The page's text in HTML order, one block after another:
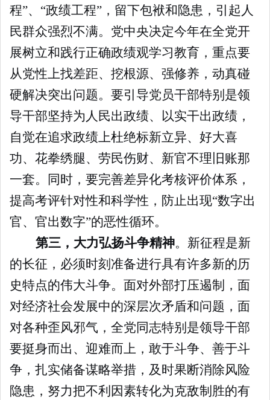
程”、“政绩工程”，留下包袱和隐患，引起人
民群众强烈不满。党中央决定今年在全党开
展树立和践行正确政绩观学习教育，重点要
从党性上找差距、挖根源、强修养，动真碰
硬解决突出问题。要引导党员干部特别是领
导干部坚持为人民出政绩、以实干出政绩，
自觉在追求政绩上杜绝标新立异、好大喜
功、花拳绣腿、劳民伤财、新官不理旧账那
一套。同时，要完善差异化考核评价体系，
提高考评针对性和科学性，防止出现“数字出
官、官出数字”的恶性循环。
第三，大力弘扬斗争精神。新征程是新
的长征，必须时刻准备进行具有许多新的历
史特点的伟大斗争。面对外部打压遏制，面
对经济社会发展中的深层次矛盾和问题，面
对各种歪风邪气，全党同志特别是领导干部
要挺身而出、迎难而上，敢于斗争、善于斗
争，扎实储备谋略举措，及时果断消除风险
隐患，努力把不利因素转化为克敌制胜的有